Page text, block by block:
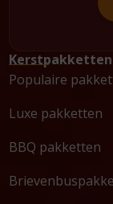
Kerstpakketten
Populaire
Luxe pakketten
BBQ pakketten